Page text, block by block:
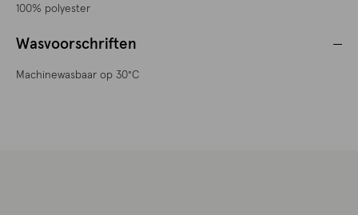
100% polyester
Wasvoorschriften
Machinewasbaar op 30°C